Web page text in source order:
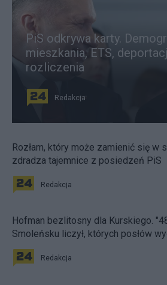
PiS odkrywa karty.
mieszkania, ETS,
rozliczenia
Redakcja
Rozłam, który może zamienić się w
zdradza tajemnice z posiedzeń PiS
Redakcja
Hofman bezlitosny dla Kurskiego.
Smoleńsku liczył, których posłów
Redakcja